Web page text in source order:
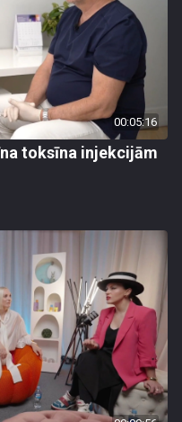
00:05:16
toksīna injekcijām